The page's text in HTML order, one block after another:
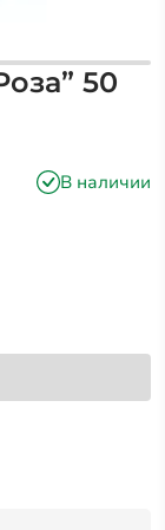
50
В наличии